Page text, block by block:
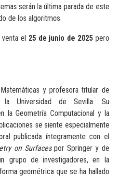
serán la última parada de este
de los algoritmos.
el 25 de junio de 2025pero
y profesora titular de
la Universidad de Sevilla. Su
la Geometría Computacional y la
se siente especialmente
publicada íntegramente con el
on Surfacespor Springer y de
grupo de investigadores, en la
geométrica que se ha hallado